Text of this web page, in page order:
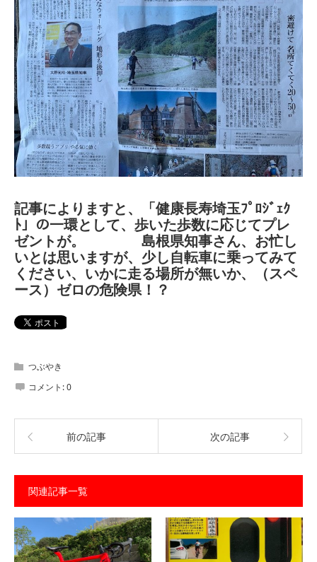
記事によりますと、「健康長寿埼玉ﾌﾟﾛｼﾞｪｸ
ﾄ」の一環として、歩いた歩数に応じてプレ
ゼントが。 島根県知事さん、お忙し
いとは思いますが、少し自転車に乗ってみて
ください、いかに走る場所が無いか、（スペ
ース）ゼロの危険県！？
つぶやき
コメント:0
前の記事 次の記事
関連記事一覧